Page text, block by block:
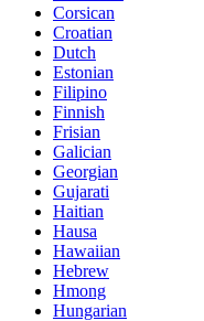
Corsican
Croatian
Dutch
Estonian
Filipino
Finnish
Frisian
Galician
Georgian
Gujarati
Haitian
Hausa
Hawaiian
Hebrew
Hmong
Hungarian